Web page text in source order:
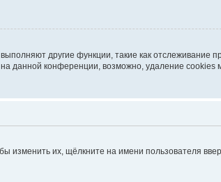
другие функции, такие как отслеживание
данной конференции, возможно, удаление cookies
изменить их, щёлкните на имени пользователя